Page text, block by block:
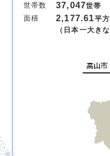
世帯数
37,047世帯
面積
2,177.61平
（日本一大きな